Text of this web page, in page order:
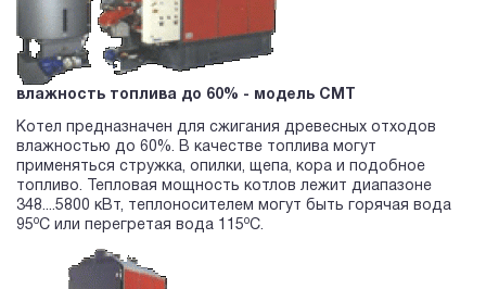
влажность топлива до 60% - модель CMT
Котел предназначен для сжигания древесных отходов
влажностью до 60%. В качестве топлива могут
применяться стружка, опилки, щепа, кора и подобное
топливо. Тепловая мощность котлов лежит диапазоне
348....5800 кВт, теплоносителем могут быть горячая вода
95oC или перегретая вода 115oС.